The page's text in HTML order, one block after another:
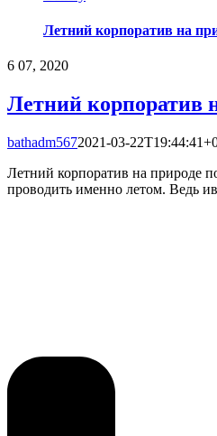
Летний корпоратив на
6 07, 2020
Летний корпоратив
bathadm5672021-03-
Летний корпоратив на природе
проводить именно летом. Ведь